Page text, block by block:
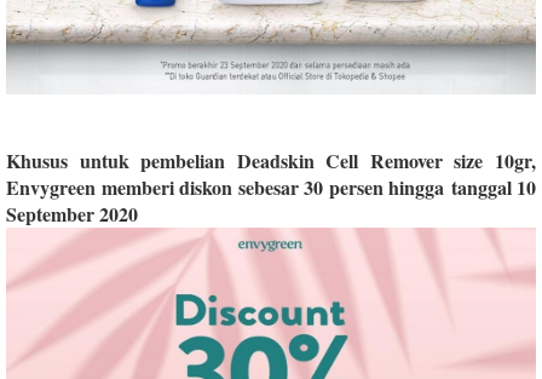
Khusus untuk pembelian Deadskin Cell Remover size 10gr,
Envygreen memberi diskon sebesar 30 persen hingga tanggal 10
September 2020